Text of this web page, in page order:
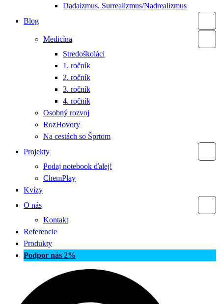
Dadaizmus, Surrealizmus/Nadrealizmus
Blog
Medicína
Stredoškoláci
1. ročník
2. ročník
3. ročník
4. ročník
Osobný rozvoj
RozHovory
Na cestách so Šprtom
Projekty
Podaj notebook ďalej!
ChemPlay
Kvízy
O nás
Kontakt
Referencie
Produkty
Podpor nás 2%